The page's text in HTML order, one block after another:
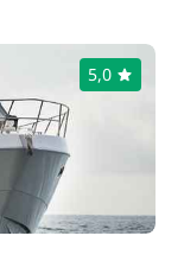
5,0